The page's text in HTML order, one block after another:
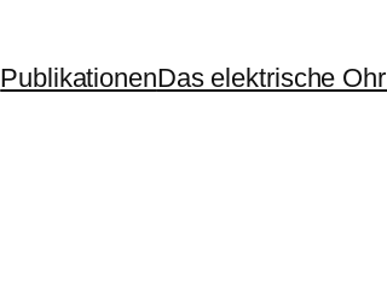
PublikationenDas elektrische Ohr